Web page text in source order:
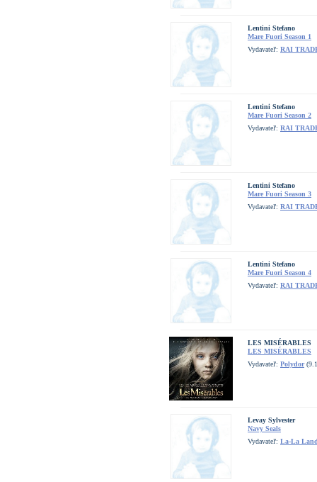
Lentini Stefano
Mare Fuori Season 1
Vydavateľ: RAI
Lentini Stefano
Mare Fuori Season 2
Vydavateľ: RAI
Lentini Stefano
Mare Fuori Season 3
Vydavateľ: RAI
Lentini Stefano
Mare Fuori Season 4
Vydavateľ: RAI
LES MISÉRABLES
LES MISÉRABLES
Vydavateľ: Polydor
Levay Sylvester
Navy Seals
Vydavateľ: La-La